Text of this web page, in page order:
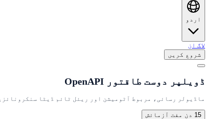
اردو
لاگ ان
شروع کریں
ڈویلپر دوست طاقتور OpenAPI
ماڈیولر رسائی، مربوط آٹومیشن اور ریئل ٹائم ڈیٹا
15 دن مفت آزمائش